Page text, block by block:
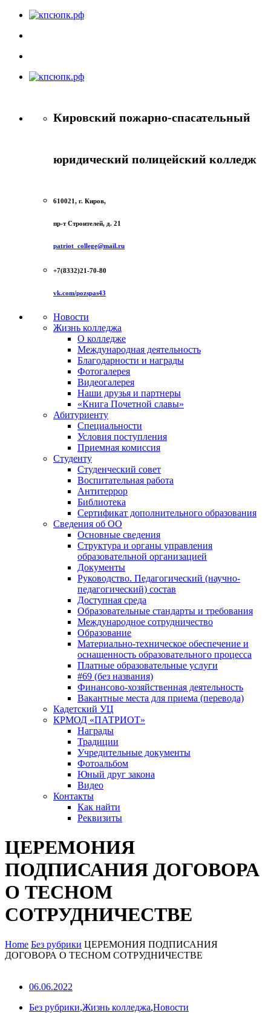
Кировский пожарно-спасательный
юридический полицейский колледж
610021, г. Киров,
пр-т Строителей, д. 21
patriot_college@mail.ru
+7(8332)21-70-80
vk.com/pozspas43
Новости
Жизнь колледжа
О колледже
Международная деятельность
Благодарности и награды
Фотогалерея
Видеогалерея
Наши друзья и партнеры
«Книга Почетной славы»
Абитуриенту
Специальности
Условия поступления
Приемная комиссия
Студенту
Студенческий совет
Воспитательная работа
Антитеррор
Библиотека
Сертификат дополнительного образования
Сведения об ОО
Основные сведения
Структура и органы управления
образовательной организацией
Документы
Руководство. Педагогический (научно-
педагогический) состав
Доступная среда
Образовательные стандарты и требования
Международное сотрудничество
Образование
Материально-техническое обеспечение и
оснащенность образовательного процесса
Платные образовательные услуги
#69 (без названия)
Финансово-хозяйственная деятельность
Вакантные места для приема (перевода)
Кадетский УЦ
КРМОД «ПАТРИОТ»
Награды
Традиции
Учредительные документы
Фотоальбом
Юный друг закона
Видео
Контакты
Как найти
Реквизиты
ЦЕРЕМОНИЯ
ПОДПИСАНИЯ ДОГОВОРА
О ТЕСНОМ
СОТРУДНИЧЕСТВЕ
Home Без рубрики ЦЕРЕМОНИЯ ПОДПИСАНИЯ
ДОГОВОРА О ТЕСНОМ СОТРУДНИЧЕСТВЕ
06.06.2022
Без рубрики,Жизнь колледжа,Новости